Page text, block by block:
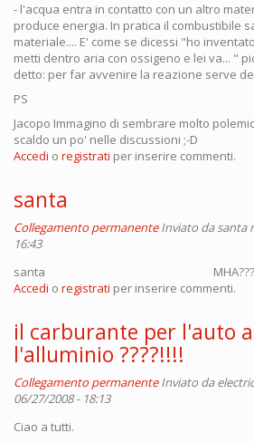
- l'acqua entra in contatto con un altro
produce energia. In pratica il combustibile
materiale.... E' come se dicessi "ho
metti dentro aria con ossigeno e lei va... "
detto: per far avvenire la reazione serve
PS
Jacopo Immagino di sembrare molto
scaldo un po' nelle discussioni ;-D
Accedi o registrati per inserire commenti.
santa
Collegamento permanente Inviato dasanta
16:43
santa
Accedi o registrati per inserire commenti.
il carburante per l'auto
l'alluminio ????!!!!
Collegamento permanente Inviato da
06/27/2008 - 18:13
Ciao a tutti.